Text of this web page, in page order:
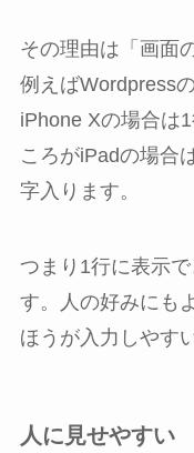
その理由は「画面
例えばWordpress
iPhone Xの場合は
ころがiPadの場合
字入ります。
つまり1行に表示
す。人の好みにも
ほうが入力しやす
人に見せやすい